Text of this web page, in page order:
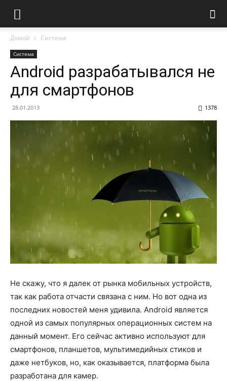
Домой Система
Система
Android разрабатывался не
для смартфонов
28.01.2013 1378
Не скажу, что я далек от рынка мобильных устройств,
так как работа отчасти связана с ним. Но вот одна из
последних новостей меня удивила. Android является
одной из самых популярных операционных систем на
данный момент. Его сейчас активно используют для
смартфонов, планшетов, мультимедийных стиков и
даже нетбуков, но, как оказывается, платформа была
разработана для камер.